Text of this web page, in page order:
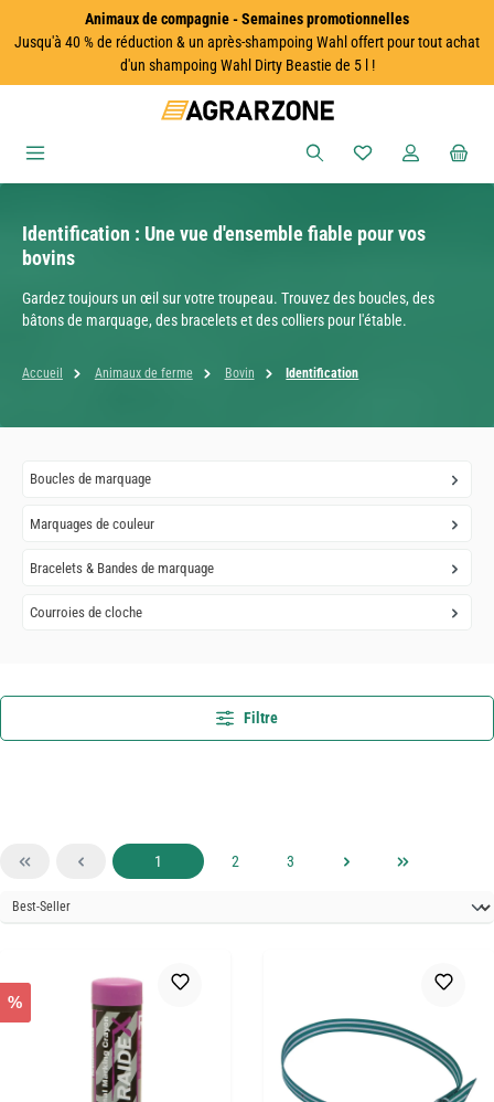
Passer au contenu principalAnimaux de compagnie - Semaines promotionnelles
Jusqu'à 40 % de réduction & un après-shampoing Wahl offert pour tout achat
d'un shampoing Wahl Dirty Beastie de 5 l !
Vous avez 0
Identification : Une vue d'ensemble fiable pour vos
bovins
Gardez toujours un œil sur votre troupeau. Trouvez des boucles, des
bâtons de marquage, des bracelets et des colliers pour l'étable.
Accueil Animaux de ferme Bovin Identification
Boucles de marquage
Marquages de couleur
Bracelets & Bandes de marquage
Courroies de cloche
Filtre
Page
1 Page
2 Page
3
%